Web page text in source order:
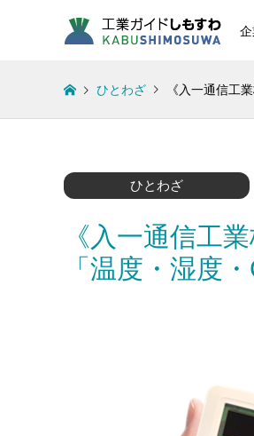
ひとわざ 《入一通信
ひとわざ
《入一通信
「温度・湿度